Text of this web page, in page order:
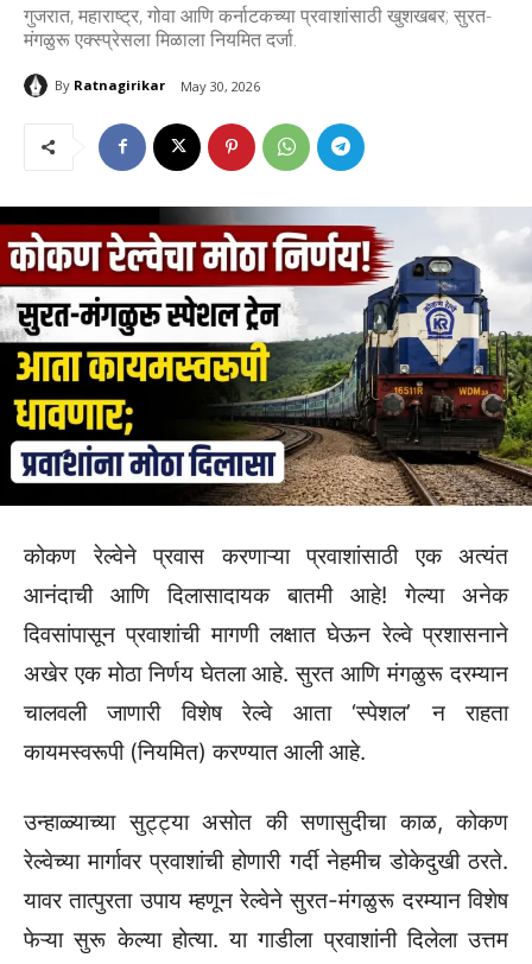
गुजरात, महाराष्ट्र, गोवा आणि कर्नाटकच्या प्रवाशांसाठी खुशखबर; सुरत-
मंगळुरू एक्स्प्रेसला मिळाला नियमित दर्जा.
By Ratnagirikar May 30, 2026
कोकण रेल्वेने प्रवास करणाऱ्या प्रवाशांसाठी एक अत्यंत
आनंदाची आणि दिलासादायक बातमी आहे! गेल्या अनेक
दिवसांपासून प्रवाशांची मागणी लक्षात घेऊन रेल्वे प्रशासनाने
अखेर एक मोठा निर्णय घेतला आहे. सुरत आणि मंगळुरू दरम्यान
चालवली जाणारी विशेष रेल्वे आता ‘स्पेशल’ न राहता
कायमस्वरूपी (नियमित) करण्यात आली आहे.
उन्हाळ्याच्या सुट्ट्या असोत की सणासुदीचा काळ, कोकण
रेल्वेच्या मार्गावर प्रवाशांची होणारी गर्दी नेहमीच डोकेदुखी ठरते.
यावर तात्पुरता उपाय म्हणून रेल्वेने सुरत-मंगळुरू दरम्यान विशेष
फेऱ्या सुरू केल्या होत्या. या गाडीला प्रवाशांनी दिलेला उत्तम